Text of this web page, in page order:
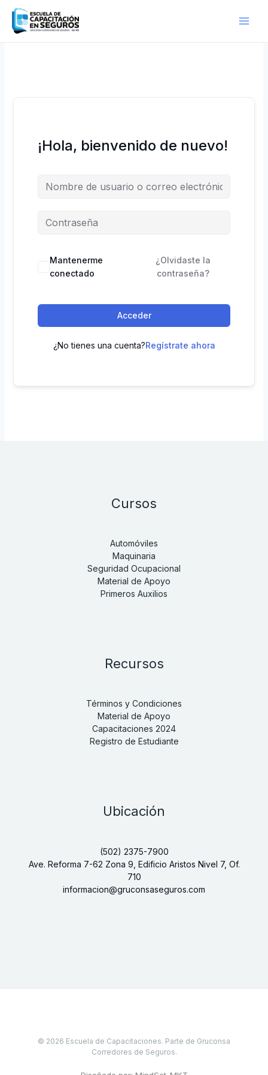
contenido
¡Hola, bienvenido de nuevo!
Mantenerme
conectado
¿Olvidaste la
contraseña?
Acceder
¿No tienes una cuenta?Regístrate ahora
Cursos
Automóviles
Maquinaria
Seguridad Ocupacional
Material de Apoyo
Primeros Auxilios
Recursos
Términos y Condiciones
Material de Apoyo
Capacitaciones 2024
Registro de Estudiante
Ubicación
(502) 2375-7900
Ave. Reforma 7-62 Zona 9, Edificio Aristos Nivel 7, Of.
710
informacion@gruconsaseguros.com
© 2026 Escuela de Capacitaciones. Parte de Gruconsa
Corredores de Seguros.